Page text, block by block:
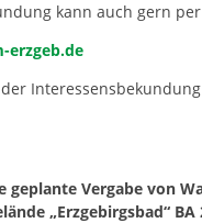
kann auch gern
erzgeb.de
Vergabe von
„Erzgebirgsbad“